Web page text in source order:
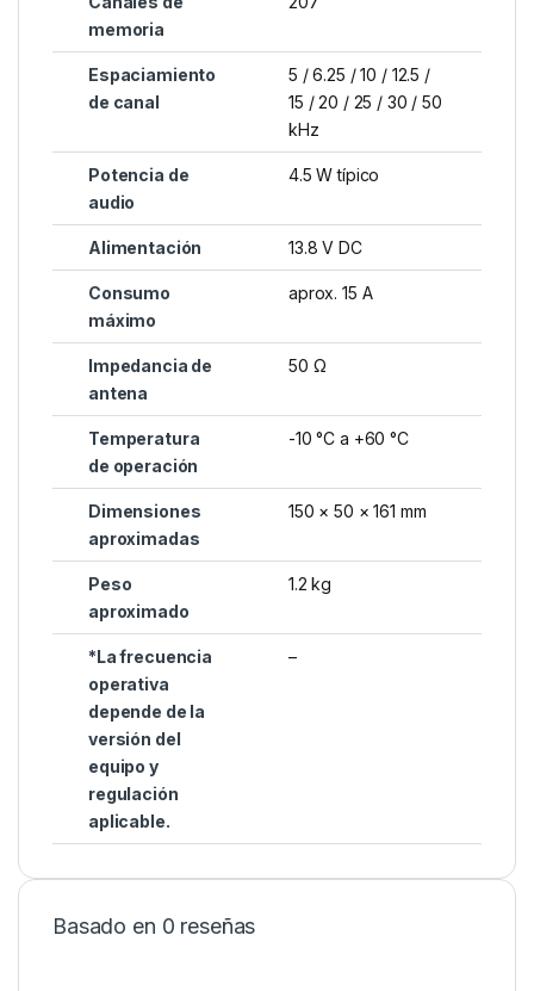
memoria
Espaciamiento
de canal
5 / 6.25 / 10 / 12.5 /
15 / 20 / 25 / 30 / 50
kHz
Potencia de
audio
4.5 W típico
Alimentación 13.8 V DC
Consumo
máximo
aprox. 15 A
Impedancia de
antena
50 Ω
Temperatura
de operación
-10 °C a +60 °C
Dimensiones
aproximadas
150 × 50 × 161 mm
Peso
aproximado
1.2 kg
*La frecuencia
operativa
depende de la
versión del
equipo y
regulación
aplicable.
–
Basado en 0 reseñas